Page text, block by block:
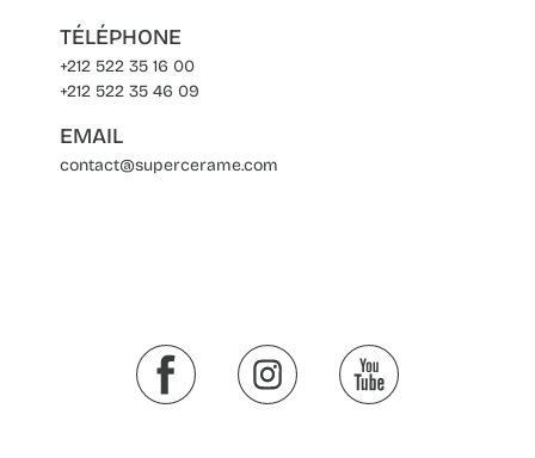
TÉLÉPHONE
+212 522 35 16 00
+212 522 35 46 09
EMAIL
contact@supercerame.com